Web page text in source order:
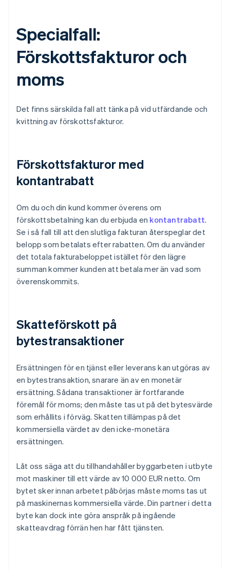
Specialfall:
Förskottsfakturor och
moms
Det finns särskilda fall att tänka på vid utfärdande och
kvittning av förskottsfakturor.
Förskottsfakturor med
kontantrabatt
Om du och din kund kommer överens om
förskottsbetalning kan du erbjuda en kontantrabatt.
Se i så fall till att den slutliga fakturan återspeglar det
belopp som betalats efter rabatten. Om du använder
det totala fakturabeloppet istället för den lägre
summan kommer kunden att betala mer än vad som
överenskommits.
Skatteförskott på
bytestransaktioner
Ersättningen för en tjänst eller leverans kan utgöras av
en bytestransaktion, snarare än av en monetär
ersättning. Sådana transaktioner är fortfarande
föremål för moms; den måste tas ut på det bytesvärde
som erhållits i förväg. Skatten tillämpas på det
kommersiella värdet av den icke-monetära
ersättningen.
Låt oss säga att du tillhandahåller byggarbeten i utbyte
mot maskiner till ett värde av 10 000 EUR netto. Om
bytet sker innan arbetet påbörjas måste moms tas ut
på maskinernas kommersiella värde. Din partner i detta
byte kan dock inte göra anspråk på ingående
skatteavdrag förrän hen har fått tjänsten.